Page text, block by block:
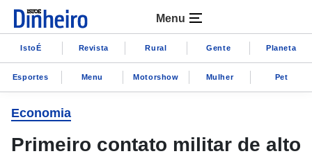
Menu
IstoÉ Revista Rural Gente Planeta
Esportes Menu Motorshow Mulher Pet
Economia
Primeiro contato militar de alto